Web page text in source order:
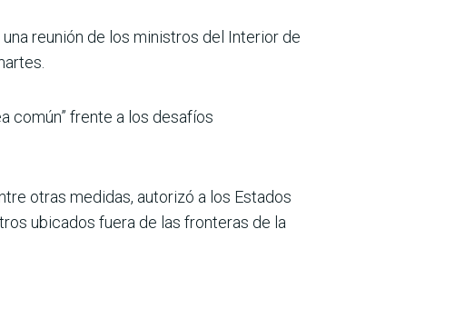
reunión de los ministros del Interior de
común” frente a los desafíos
otras medidas, autorizó a los Estados
ubicados fuera de las fronteras de la